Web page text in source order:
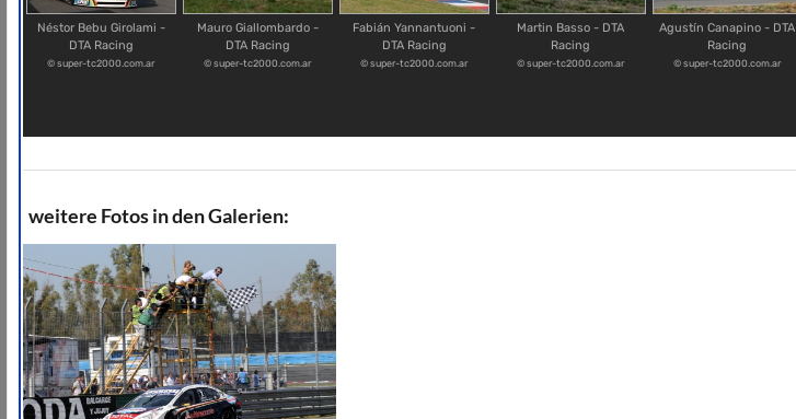
Néstor Bebu Girolami -
DTA Racing
© super-tc2000.com.ar
Mauro Giallombardo -
DTA Racing
© super-tc2000.com.ar
Fabián Yannantuoni -
DTA Racing
© super-tc2000.com.ar
Martin Basso - DTA
Racing
© super-tc2000.com.ar
Agustín Canapino - DTA
Racing
© super-tc2000.com.ar
weitere Fotos in den Galerien: